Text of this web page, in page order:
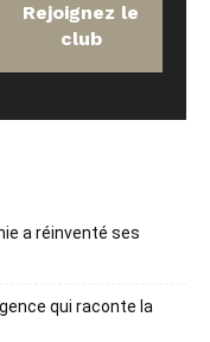
a réinventé ses
qui raconte la